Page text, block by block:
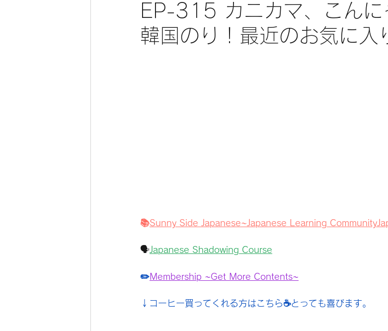
EP-315 カニカマ、こんに
韓国のり！最近のお気に入
📚Sunny Side Japanese~Japanese Learning
🗣️ Japanese Shadowing Course
✏️Membership ~Get More Contents~
↓コーヒー買ってくれる方はこちら☕️とっても喜びます。